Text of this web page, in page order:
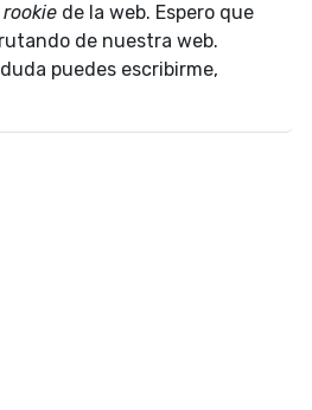
rookie de la web. Espero que
de nuestra web.
puedes escribirme,